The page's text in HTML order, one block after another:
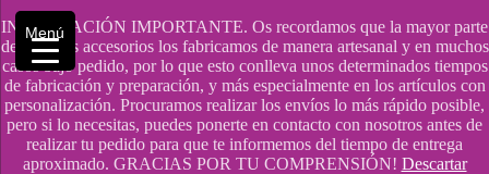
INFORMACIÓN IMPORTANTE. Os recordamos que la mayor parte
de nuestros accesorios los fabricamos de manera artesanal y en muchos
casos bajo pedido, por lo que esto conlleva unos determinados tiempos
de fabricación y preparación, y más especialmente en los artículos con
personalización. Procuramos realizar los envíos lo más rápido posible,
pero si lo necesitas, puedes ponerte en contacto con nosotros antes de
realizar tu pedido para que te informemos del tiempo de entrega
aproximado. GRACIAS POR TU COMPRENSIÓN! Descartar
Saltar
contenido
609241475 SOLO DE 10:00 a 14:00
info@hobbyaescala.com
San Fernando de Henares
10:00 - 14:00
Menú